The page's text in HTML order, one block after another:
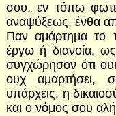
σου, εν τόπω
αναψύξεως, ένθα
Παν αμάρτημα το
έργω ή διανοία,
συγχώρησον ότι
ουχ αμαρτήσει,
υπάρχεις, η
και ο νόμος σου